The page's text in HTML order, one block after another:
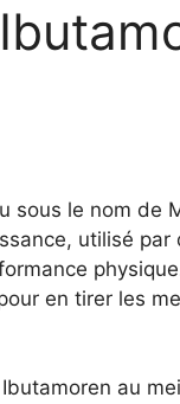
sous le nom de
utilisé
en tirer les
au